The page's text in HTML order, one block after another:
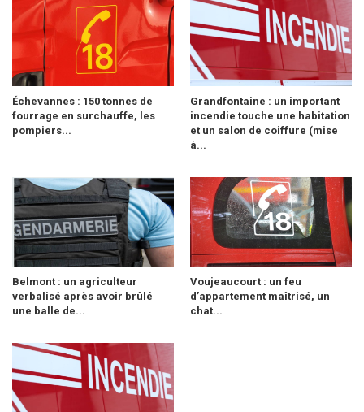
Échevannes : 150 tonnes de
fourrage en surchauffe, les
pompiers...
Grandfontaine : un important
incendie touche une habitation
et un salon de coiffure (mise
à...
Belmont : un agriculteur
verbalisé après avoir brûlé
une balle de...
Voujeaucourt : un feu
d’appartement maîtrisé, un
chat...